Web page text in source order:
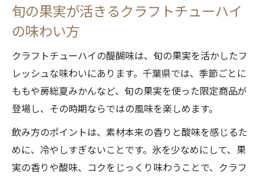
旬の果実が活きるクラフトチューハイ
の味わい方
クラフトチューハイの醍醐味は、旬の果実を活かしたフ
レッシュな味わいにあります。千葉県では、季節ごとに
ももや房総夏みかんなど、旬の果実を使った限定商品が
登場し、その時期ならではの風味を楽しめます。
飲み方のポイントは、素材本来の香りと酸味を感じるた
めに、冷やしすぎないことです。氷を少なめにして、果
実の香りや酸味、コクをじっくり味わうことで、クラフ